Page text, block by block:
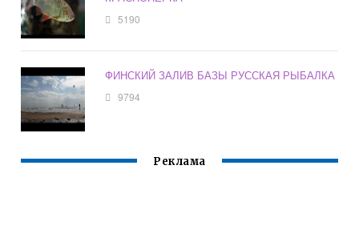
5190
ФИНСКИЙ ЗАЛИВ БАЗЫ РУССКАЯ РЫБАЛКА
9794
Реклама